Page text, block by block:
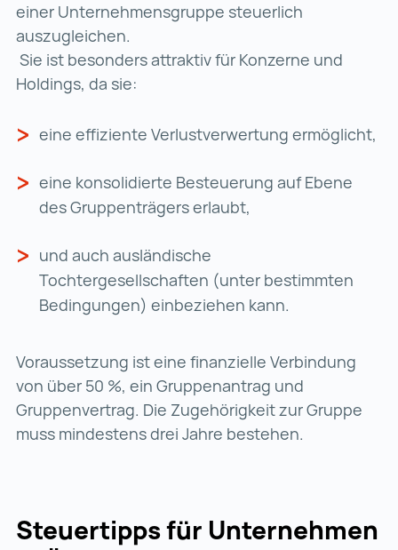
einer Unternehmensgruppe steuerlich
auszugleichen.
Sie ist besonders attraktiv für Konzerne und
Holdings, da sie:
eine effiziente Verlustverwertung ermöglicht,
eine konsolidierte Besteuerung auf Ebene
des Gruppenträgers erlaubt,
und auch ausländische
Tochtergesellschaften (unter bestimmten
Bedingungen) einbeziehen kann.
Voraussetzung ist eine finanzielle Verbindung
von über 50 %, ein Gruppenantrag und
Gruppenvertrag. Die Zugehörigkeit zur Gruppe
muss mindestens drei Jahre bestehen.
Steuertipps für Unternehmen